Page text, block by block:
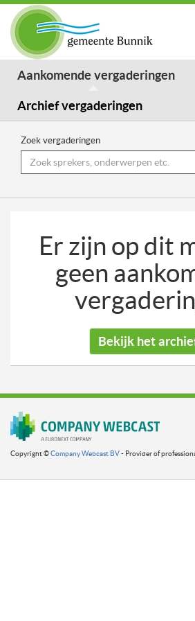
Aankomende vergaderingen
Archief vergaderingen
Zoek vergaderingen
Er zijn op dit
geen
Bekijk het
Copyright ©Company Webcast BV- Provider of